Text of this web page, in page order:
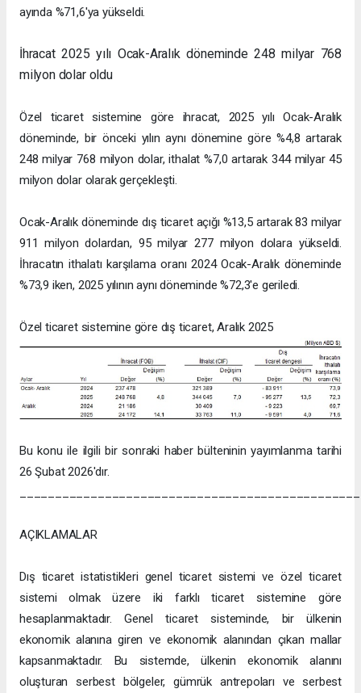
ayında %71,6'ya yükseldi.
İhracat 2025 yılı Ocak-Aralık döneminde 248 milyar 768
milyon dolar oldu
Özel ticaret sistemine göre ihracat, 2025 yılı Ocak-Aralık
döneminde, bir önceki yılın aynı dönemine göre %4,8 artarak
248 milyar 768 milyon dolar, ithalat %7,0 artarak 344 milyar 45
milyon dolar olarak gerçekleşti.
Ocak-Aralık döneminde dış ticaret açığı %13,5 artarak 83 milyar
911 milyon dolardan, 95 milyar 277 milyon dolara yükseldi.
İhracatın ithalatı karşılama oranı 2024 Ocak-Aralık döneminde
%73,9 iken, 2025 yılının aynı döneminde %72,3'e geriledi.
Özel ticaret sistemine göre dış ticaret, Aralık 2025
Bu konu ile ilgili bir sonraki haber bülteninin yayımlanma tarihi
26 Şubat 2026'dır.
AÇIKLAMALAR
Dış ticaret istatistikleri genel ticaret sistemi ve özel ticaret
sistemi olmak üzere iki farklı ticaret sistemine göre
hesaplanmaktadır. Genel ticaret sisteminde, bir ülkenin
ekonomik alanına giren ve ekonomik alanından çıkan mallar
kapsanmaktadır. Bu sistemde, ülkenin ekonomik alanını
oluşturan serbest bölgeler, gümrük antrepoları ve serbest